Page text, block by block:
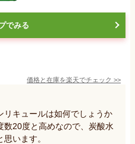
でみる
価格と在庫を楽天でチェック >>
リキュールは如何でしょうか
数20度と高めなので、炭酸水
います。